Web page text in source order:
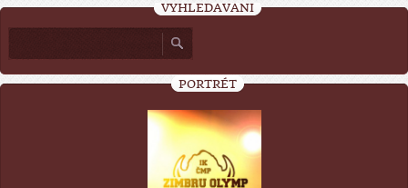
VYHLEDÁVÁNÍ
PORTRÉT